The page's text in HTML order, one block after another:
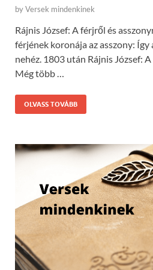
byVersek mindenkinek
Rájnis József: A férjről és
férjének koronája az asszony:
nehéz. 1803 után Rájnis József:
Még több …
OLVASS TOVÁBB